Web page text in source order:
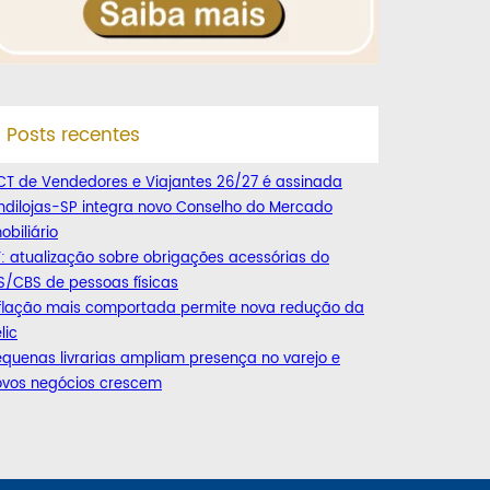
Posts recentes
de Vendedores e Viajantes 26/27 é assinada
SP integra novo Conselho do Mercado
atualização sobre obrigações acessórias do
CBS de pessoas físicas
mais comportada permite nova redução da
livrarias ampliam presença no varejo e
negócios crescem